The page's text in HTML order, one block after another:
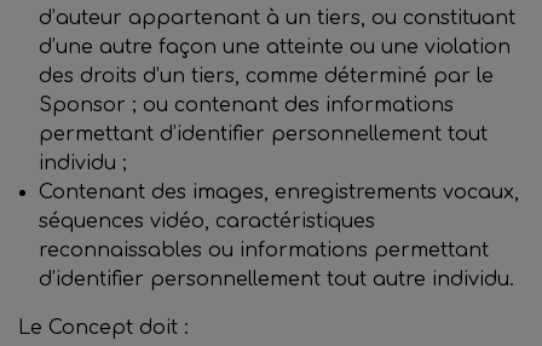
d’auteur appartenant à un tiers, ou constituant
d’une autre façon une atteinte ou une violation
des droits d’un tiers, comme déterminé par le
Sponsor ; ou contenant des informations
permettant d’identifier personnellement tout
individu ;
Contenant des images, enregistrements vocaux,
séquences vidéo, caractéristiques
reconnaissables ou informations permettant
d’identifier personnellement tout autre individu.
Le Concept doit :